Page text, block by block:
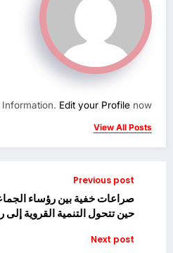
Edit your Profile now.
View All Posts
Previous post
صراعات خفية بين رؤساء
حين تتحول التنمية القروية
Next post